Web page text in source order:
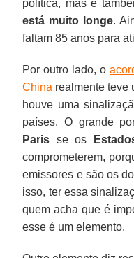
política, mas é
está muito longe.
faltam 85 anos para
Por outro lado, o
China realmente teve
houve uma
países. O grande
Paris se os
comprometerem,
emissores e são os
isso, ter essa
quem acha que é
esse é um elemento.